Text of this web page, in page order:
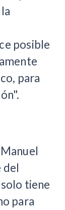
posible
para
del
tiene
para